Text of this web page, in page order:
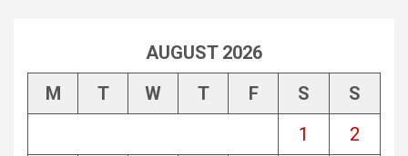
AUGUST 2026
M
T W T F S
S
1
2